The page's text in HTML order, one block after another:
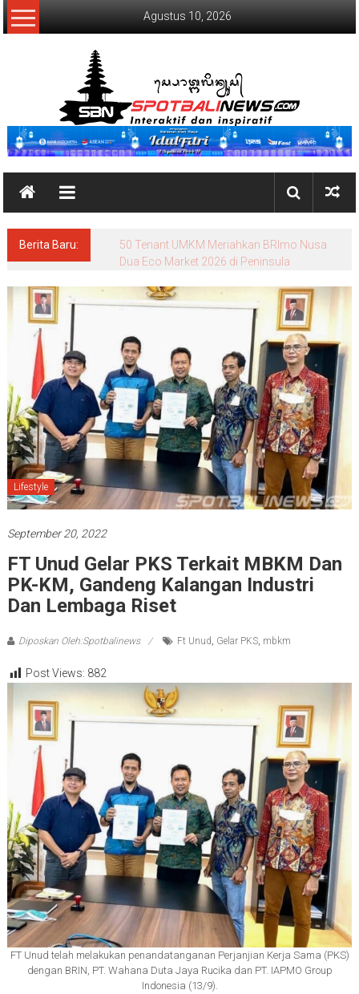
Lompat
ke
Agustus 10, 2026
SpotBaliNews
Berita Baru:
50 Tenant UMKM Meriahkan BRImo Nusa
Dua Eco Market 2026 di Peninsula
Lifestyle
September 20, 2022
FT Unud Gelar PKS Terkait MBKM Dan
PK-KM, Gandeng Kalangan Industri
Dan Lembaga Riset
Diposkan Oleh:Spotbalinews Ft Unud, Gelar PKS, mbkm
Post Views: 882
FT Unud telah melakukan penandatanganan Perjanjian Kerja Sama (PKS)
dengan BRIN, PT. Wahana Duta Jaya Rucika dan PT. IAPMO Group
Indonesia (13/9).